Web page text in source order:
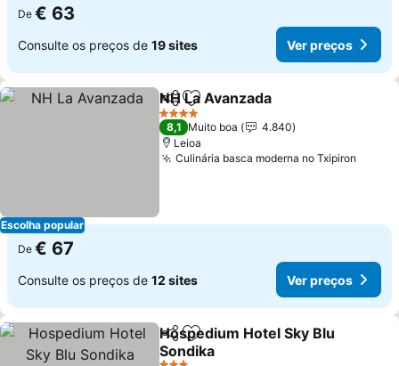
De € 63
Consulte os preços de 19 sites Ver preços
Escolha popular
PartilharAdicionar aos favoritos
NH La Avanzada
4 Estrelas
8,1 Muito boa
4.840
Leioa
Culinária basca moderna no Txipiron
De € 67
Consulte os preços de 12 sites Ver preços
PartilharAdicionar aos favoritos
Hospedium Hotel Sky Blu
Sondika